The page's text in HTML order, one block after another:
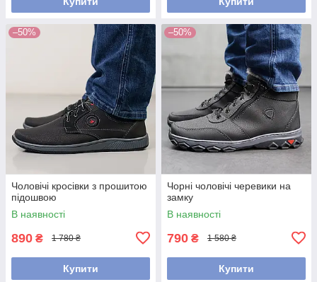
–50%
Чоловічі кросівки з прошитою
підошвою
В наявності
890 ₴ 1 780 ₴
Купити
–50%
Чорні чоловічі черевики на
замку
В наявності
790 ₴ 1 580 ₴
Купити